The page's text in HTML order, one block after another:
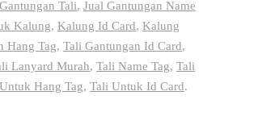
Gantungan Tali, Jual Gantungan Name
Kalung, Kalung Id Card, Kalung
Hang Tag, Tali Gantungan Id Card,
Lanyard Murah, Tali Name Tag, Tali
Hang Tag, Tali Untuk Id Card.